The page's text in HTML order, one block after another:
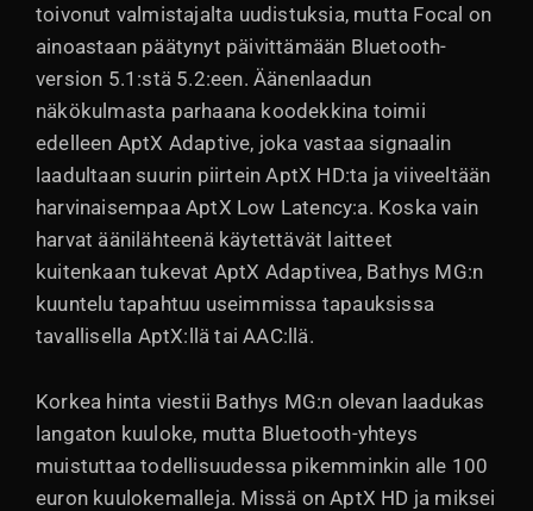
toivonut valmistajalta uudistuksia, mutta Focal on
ainoastaan päätynyt päivittämään Bluetooth-
version 5.1:stä 5.2:een. Äänenlaadun
näkökulmasta parhaana koodekkina toimii
edelleen AptX Adaptive, joka vastaa signaalin
laadultaan suurin piirtein AptX HD:ta ja viiveeltään
harvinaisempaa AptX Low Latency:a. Koska vain
harvat äänilähteenä käytettävät laitteet
kuitenkaan tukevat AptX Adaptivea, Bathys MG:n
kuuntelu tapahtuu useimmissa tapauksissa
tavallisella AptX:llä tai AAC:llä.
Korkea hinta viestii Bathys MG:n olevan laadukas
langaton kuuloke, mutta Bluetooth-yhteys
muistuttaa todellisuudessa pikemminkin alle 100
euron kuulokemalleja. Missä on AptX HD ja miksei